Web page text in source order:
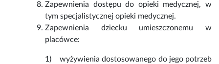
Zapewnienia dostępu do opieki medycznej, w
tym specjalistycznej opieki medycznej.
Zapewnienia dziecku umieszczonemu w
placówce:
1) wyżywienia dostosowanego do jego potrzeb